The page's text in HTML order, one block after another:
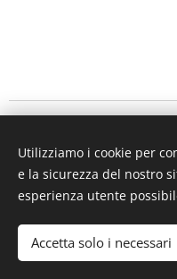
Utilizziamo i cookie per
e la sicurezza del nostro
esperienza utente
Accetta solo i necessari